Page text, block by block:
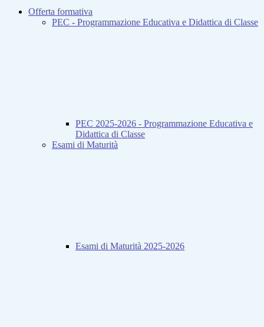
Offerta formativa
PEC - Programmazione Educativa e Didattica di Classe
PEC 2025-2026 - Programmazione Educativa e
Didattica di Classe
Esami di Maturità
Esami di Maturità 2025-2026